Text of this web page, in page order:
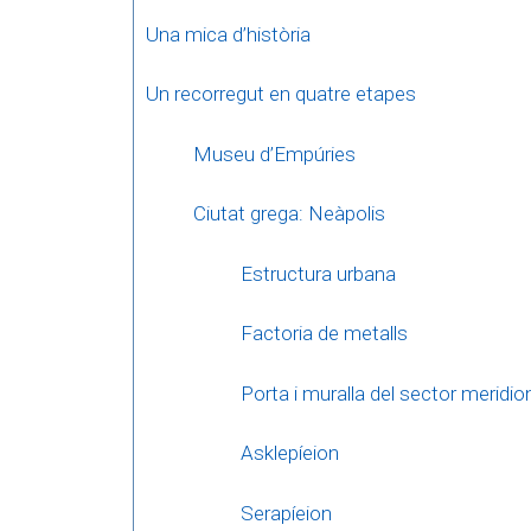
Una mica d’història
Un recorregut en quatre etapes
Museu d’Empúries
Ciutat grega: Neàpolis
Estructura urbana
Factoria de metalls
Porta i muralla del sector
Asklepíeion
Serapíeion